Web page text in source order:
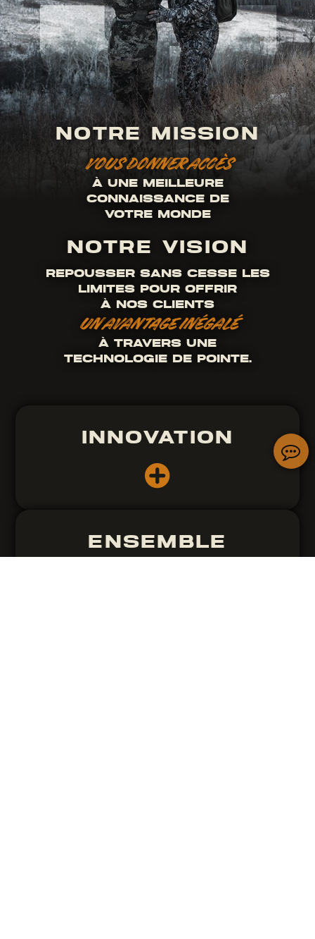
NOTRE MISSION
VOUS DONNER ACCÈS
À UNE MEILLEURE
CONNAISSANCE DE
VOTRE MONDE
NOTRE VISION
REPOUSSER SANS CESSE LES
LIMITES POUR OFFRIR
À NOS CLIENTS
UN AVANTAGE INÉGALÉ
À TRAVERS UNE
TECHNOLOGIE DE POINTE.
INNOVATION
ENSEMBLE